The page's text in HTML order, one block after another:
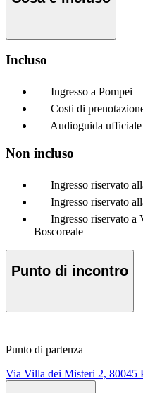
Incluso
Ingresso a Pompei
Costi di
Audioguida ufficiale
Non incluso
Ingresso riservato
Ingresso riservato
Ingresso riservato a
Boscoreale
Punto di incontro
Punto di partenza
Via Villa dei Misteri 2, 80045